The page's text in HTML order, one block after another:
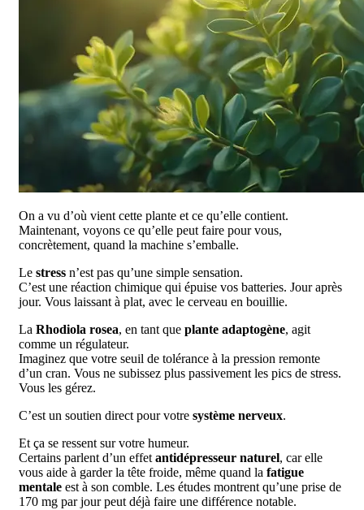
On a vu d’où vient cette plante et ce qu’elle contient.
Maintenant, voyons ce qu’elle peut faire pour vous,
concrètement, quand la machine s’emballe.
Le stress n’est pas qu’une simple sensation.
C’est une réaction chimique qui épuise vos batteries. Jour après
jour. Vous laissant à plat, avec le cerveau en bouillie.
La Rhodiola rosea, en tant que plante adaptogène, agit
comme un régulateur.
Imaginez que votre seuil de tolérance à la pression remonte
d’un cran. Vous ne subissez plus passivement les pics de stress.
Vous les gérez.
C’est un soutien direct pour votre système nerveux.
Et ça se ressent sur votre humeur.
Certains parlent d’un effet antidépresseur naturel, car elle
vous aide à garder la tête froide, même quand la fatigue
mentale est à son comble. Les études montrent qu’une prise de
170 mg par jour peut déjà faire une différence notable.